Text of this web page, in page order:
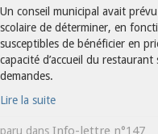
Un conseil municipal avait
scolaire de déterminer, en
susceptibles de bénéficier en
capacité d’accueil du
demandes.
Lire la suite
paru dans Info-lettre n°147